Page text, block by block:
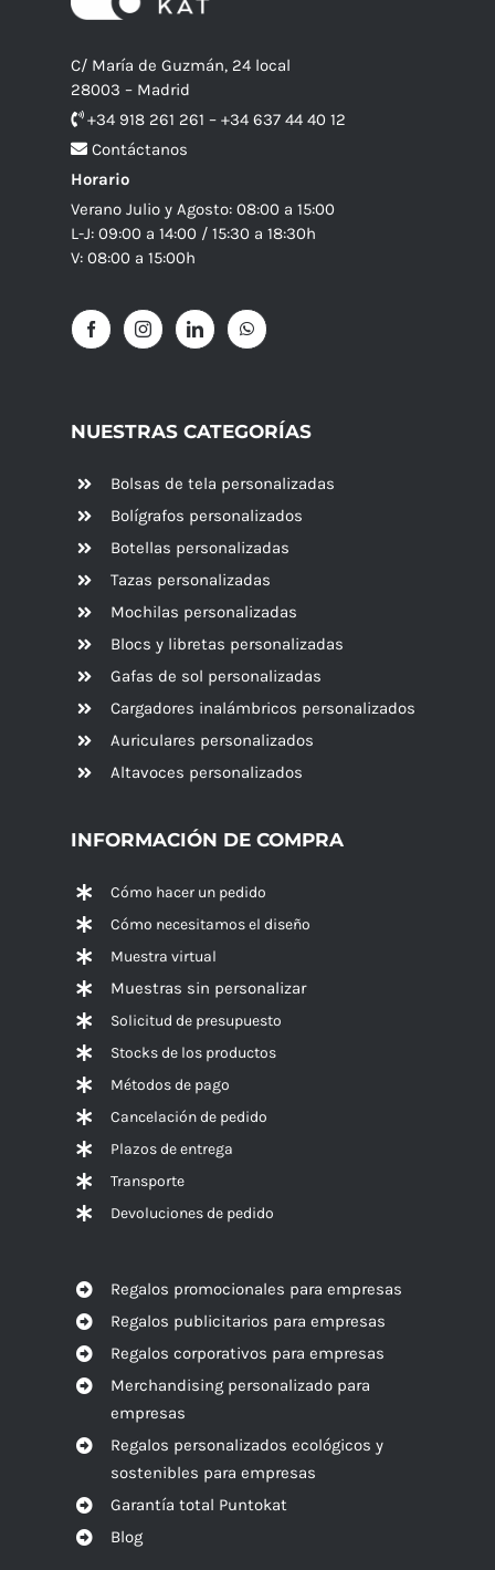
C/ María de Guzmán, 24 local
28003 – Madrid
+34 918 261 261 – +34 637 44 40 12
Contáctanos
Horario
Verano Julio y Agosto: 08:00 a 15:00
L-J: 09:00 a 14:00 / 15:30 a 18:30h
V: 08:00 a 15:00h
NUESTRAS CATEGORÍAS
Bolsas de tela personalizadas
Bolígrafos personalizados
Botellas personalizadas
Tazas personalizadas
Mochilas personalizadas
Blocs y libretas personalizadas
Gafas de sol personalizadas
Cargadores inalámbricos personalizados
Auriculares personalizados
Altavoces personalizados
INFORMACIÓN DE COMPRA
Cómo hacer un pedido
Cómo necesitamos el diseño
Muestra virtual
Muestras sin personalizar
Solicitud de presupuesto
Stocks de los productos
Métodos de pago
Cancelación de pedido
Plazos de entrega
Transporte
Devoluciones de pedido
Regalos promocionales para empresas
Regalos publicitarios para empresas
Regalos corporativos para empresas
Merchandising personalizado para
empresas
Regalos personalizados ecológicos y
sostenibles para empresas
Garantía total Puntokat
Blog